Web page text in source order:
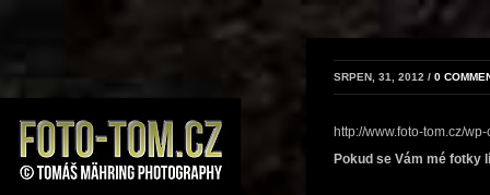
SRPEN, 31, 2012 / 0
http://www.foto-tom.cz/
Pokud se Vám mé fotky